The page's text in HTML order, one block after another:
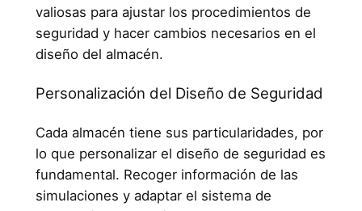
valiosas para ajustar los procedimientos de
seguridad y hacer cambios necesarios en el
diseño del almacén.
Personalización del Diseño de Seguridad
Cada almacén tiene sus particularidades, por
lo que personalizar el diseño de seguridad es
fundamental. Recoger información de las
simulaciones y adaptar el sistema de